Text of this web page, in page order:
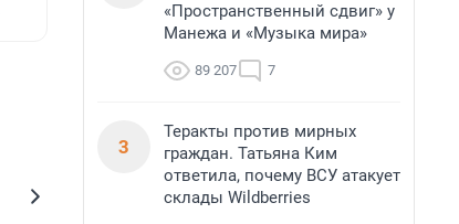
«Пространственный сдвиг» у
Манежа и «Музыка мира»
89 207 7
3
Теракты против мирных
граждан. Татьяна Ким
ответила, почему ВСУ атакует
склады Wildberries